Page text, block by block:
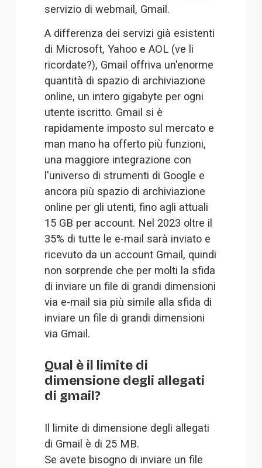
servizio di webmail, Gmail.
A differenza dei servizi già esistenti
di Microsoft, Yahoo e AOL (ve li
ricordate?), Gmail offriva un'enorme
quantità di spazio di archiviazione
online, un intero gigabyte per ogni
utente iscritto. Gmail si è
rapidamente imposto sul mercato e
man mano ha offerto più funzioni,
una maggiore integrazione con
l'universo di strumenti di Google e
ancora più spazio di archiviazione
online per gli utenti, fino agli attuali
15 GB per account. Nel 2023 oltre il
35% di tutte le e-mail sarà inviato e
ricevuto da un account Gmail, quindi
non sorprende che per molti la sfida
di inviare un file di grandi dimensioni
via e-mail sia più simile alla sfida di
inviare un file di grandi dimensioni
via Gmail.
Qual è il limite di
dimensione degli allegati
di gmail?
Il limite di dimensione degli allegati
di Gmail è di 25 MB.
Se avete bisogno di inviare un file